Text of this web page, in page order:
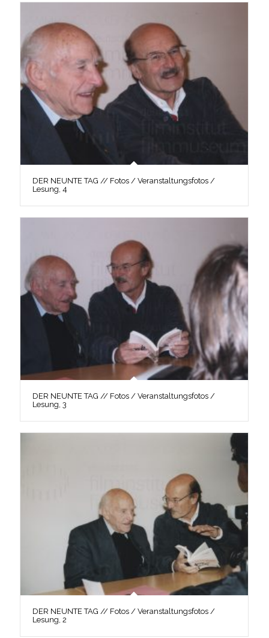
DER NEUNTE TAG // Fotos / Veranstaltungsfotos /
Lesung, 4
DER NEUNTE TAG // Fotos / Veranstaltungsfotos /
Lesung, 3
DER NEUNTE TAG // Fotos / Veranstaltungsfotos /
Lesung, 2